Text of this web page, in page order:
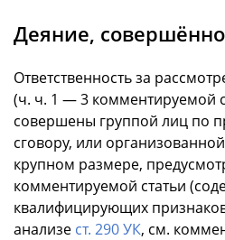
Деяние,
Ответственность за
(ч. ч. 1 — 3 комментируемой
совершены группой лиц по
сговору, или
крупном размере,
комментируемой статьи
квалифицирующих
анализе ст. 290 УК, см.